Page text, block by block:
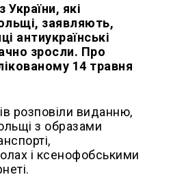
України, які
заявляють,
антиукраїнські
зросли. Про
14 травня
розповіли виданню,
з образами
і ксенофобськими